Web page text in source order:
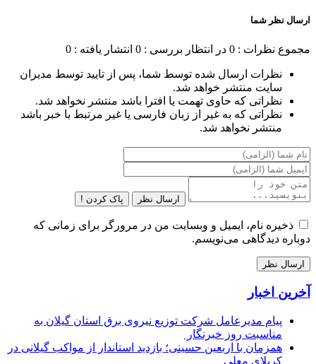
ارسال نظر شما
مجموع نظرات : 0 در انتظار بررسی : 0 انتشار یافته : 0
نظرات ارسال شده توسط شما، پس از تایید توسط مدیران
سایت منتشر خواهد شد.
نظراتی که حاوی تهمت یا افترا باشد منتشر نخواهد شد.
نظراتی که به غیر از زبان فارسی یا غیر مرتبط با خبر باشد
منتشر نخواهد شد.
ارسال نظر پاک کردن !
ذخیره نام، ایمیل و وبسایت من در مرورگر برای زمانی که
دوباره دیدگاهی می‌نویسم.
آخرین اخبار
پیام مدیرعامل شركت توزیع نیروی برق استان گیلان به
مناسبت روز خبرنگار ‌
همزمان با اربعین حسینی؛ بازدید استاندار از مواکب گیلانی در
کربلای معلی